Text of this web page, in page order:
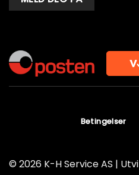
© 2026 K-H Service AS |
Betingelser